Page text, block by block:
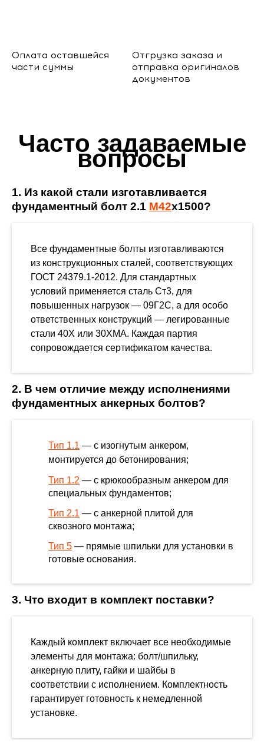
Оплата оставшейся
части суммы
Отгрузка заказа и
отправка оригиналов
документов
Часто задаваемые
вопросы
1. Из какой стали изготавливается
фундаментный болт 2.1 М42х1500?
Все фундаментные болты изготавливаются
из конструкционных сталей, соответствующих
ГОСТ 24379.1-2012. Для стандартных
условий применяется сталь Ст3, для
повышенных нагрузок — 09Г2С, а для особо
ответственных конструкций — легированные
стали 40Х или 30ХМА. Каждая партия
сопровождается сертификатом качества.
2. В чем отличие между исполнениями
фундаментных анкерных болтов?
Тип 1.1 — с изогнутым анкером,
монтируется до бетонирования;
Тип 1.2 — с крюкообразным анкером для
специальных фундаментов;
Тип 2.1 — с анкерной плитой для
сквозного монтажа;
Тип 5 — прямые шпильки для установки в
готовые основания.
3. Что входит в комплект поставки?
Каждый комплект включает все необходимые
элементы для монтажа: болт/шпильку,
анкерную плиту, гайки и шайбы в
соответствии с исполнением. Комплектность
гарантирует готовность к немедленной
установке.